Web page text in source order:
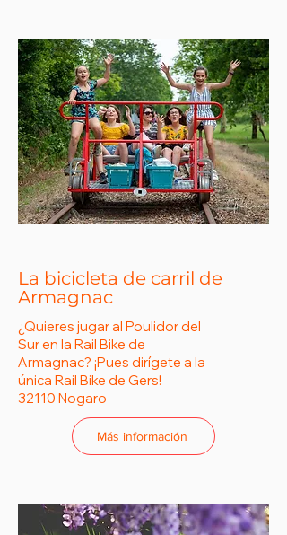
La bicicleta de carril de
Armagnac
¿Quieres jugar al Poulidor del
Sur en la Rail Bike de
Armagnac? ¡Pues dirígete a la
única Rail Bike de Gers!
32110 Nogaro
Más información